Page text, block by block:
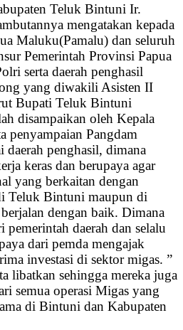
Teluk Bintuni Ir.
mengatakan kepada
Maluku(Pamalu) dan seluruh
Pemerintah Provinsi Papua
serta daerah penghasil
yang diwakili Asisten II
Bupati Teluk Bintuni
disampaikan oleh Kepala
penyampaian Pangdam
daerah penghasil, dimana
keras dan berupaya agar
yang berkaitan dengan
Teluk Bintuni maupun di
dengan baik. Dimana
pemerintah daerah dan selalu
dari pemda mengajak
investasi di sektor migas. ”
libatkan sehingga mereka juga
semua operasi Migas yang
di Bintuni dan Kabupaten